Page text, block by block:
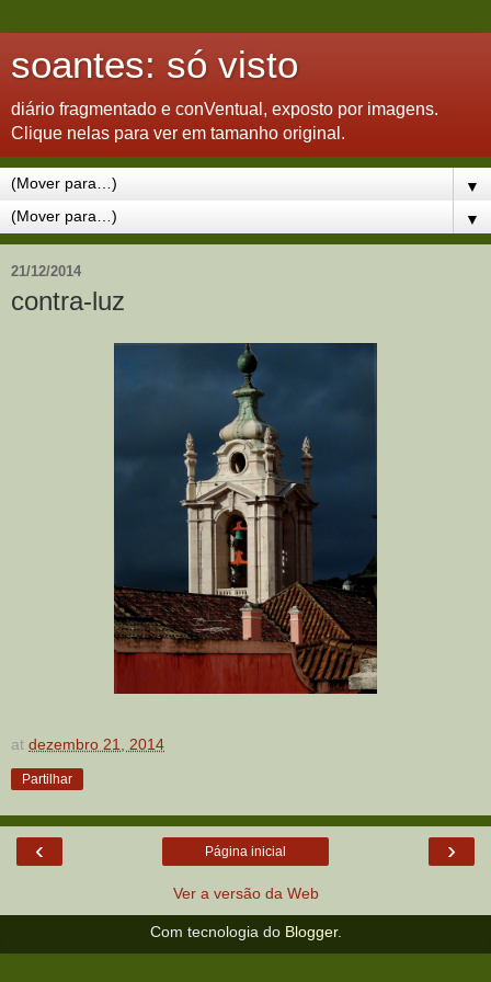
soantes: só visto
diário fragmentado e conVentual, exposto por imagens.
Clique nelas para ver em tamanho original.
▼
▼
21/12/2014
contra-luz
at dezembro 21, 2014
Partilhar
‹ ›
Página inicial
Ver a versão da Web
Com tecnologia do Blogger.